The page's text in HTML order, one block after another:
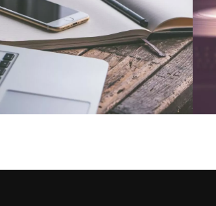
violences faites aux femmes, un sujet
moment d’écrire cette chanson. Je
évidemment un sujet qui me tient
je suis enfant. Il y a eu tout le